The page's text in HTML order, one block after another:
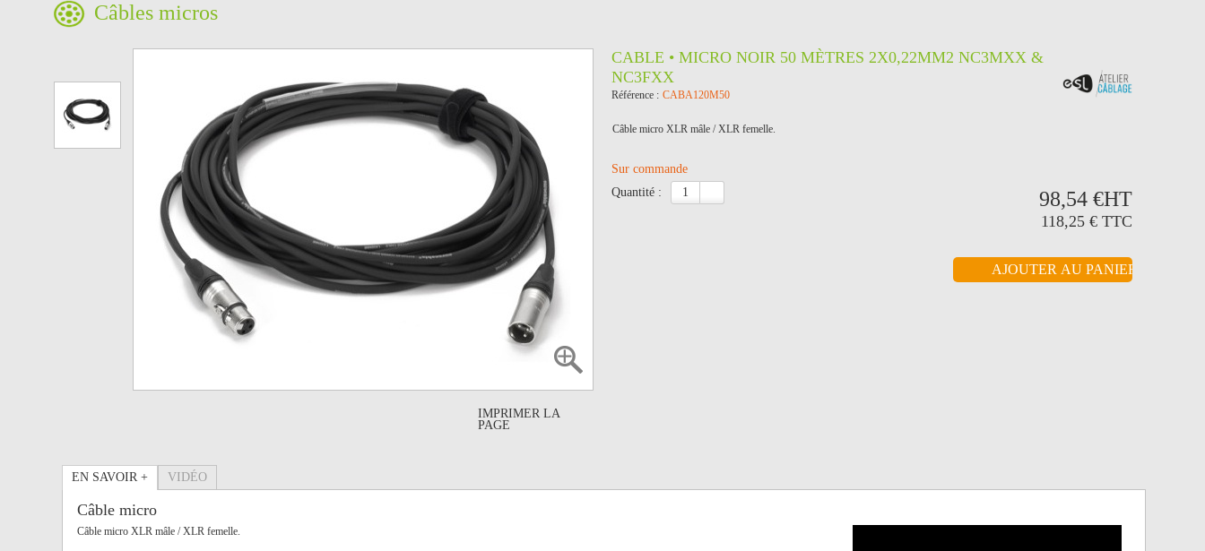
Câbles micros
IMPRIMER LA
PAGE
CABLE • MICRO NOIR 50 MÈTRES 2X0,22MM2 NC3MXX &
NC3FXX
Référence : CABA120M50
Câble micro XLR mâle / XLR femelle.
Sur commande
quantité :
98,54 €HT
118,25 € TTC
EN SAVOIR + VIDÉO
Câble micro
Câble micro XLR mâle / XLR femelle.